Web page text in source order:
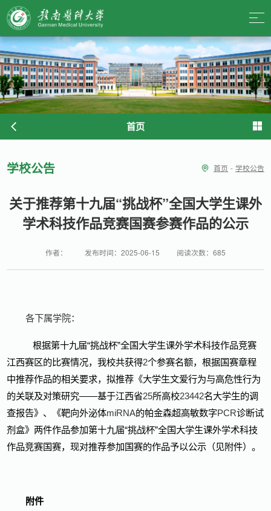
首页
学校公告 首页 - 学校公告
关于推荐第十九届“挑战杯”全国大学生课外
学术科技作品竞赛国赛参赛作品的公示
作者： 发布时间：2025-06-15 阅读次数： 685
各下属学院：
根据第十九届“挑战杯”全国大学生课外学术科技作品竞赛
江西赛区的比赛情况，我校共获得2个参赛名额，根据国赛章程
中推荐作品的相关要求，拟推荐《大学生文爱行为与高危性行为
的关联及对策研究——基于江西省25所高校23442名大学生的调
查报告》、《靶向外泌体miRNA的帕金森超高敏数字PCR诊断试
剂盒》两件作品参加第十九届“挑战杯”全国大学生课外学术科技
作品竞赛国赛，现对推荐参加国赛的作品予以公示（见附件）。
附件